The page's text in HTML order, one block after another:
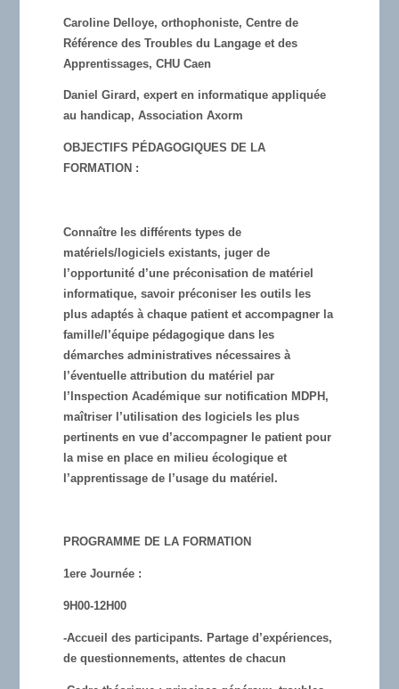
Caroline Delloye, orthophoniste, Centre de
Référence des Troubles du Langage et des
Apprentissages, CHU Caen
Daniel Girard, expert en informatique appliquée
au handicap, Association Axorm
OBJECTIFS PÉDAGOGIQUES DE LA
FORMATION :
Connaître les différents types de
matériels/logiciels existants, juger de
l’opportunité d’une préconisation de matériel
informatique, savoir préconiser les outils les
plus adaptés à chaque patient et accompagner la
famille/l’équipe pédagogique dans les
démarches administratives nécessaires à
l’éventuelle attribution du matériel par
l’Inspection Académique sur notification MDPH,
maîtriser l’utilisation des logiciels les plus
pertinents en vue d’accompagner le patient pour
la mise en place en milieu écologique et
l’apprentissage de l’usage du matériel.
PROGRAMME DE LA FORMATION
1ere Journée :
9H00-12H00
-Accueil des participants. Partage d’expériences,
de questionnements, attentes de chacun